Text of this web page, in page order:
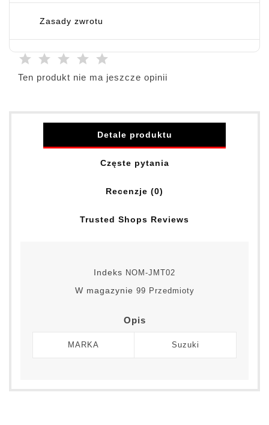
Zasady zwrotu
Ten produkt nie ma jeszcze opinii
Detale produktu
Częste pytania
Recenzje (0)
Trusted Shops Reviews
Indeks NOM-JMT02
W magazynie 99 Przedmioty
Opis
MARKA Suzuki